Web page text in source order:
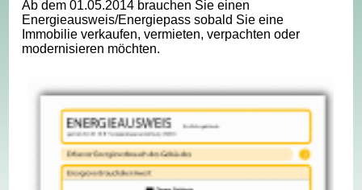
Ab dem 01.05.2014 brauchen Sie einen
Energieausweis/Energiepass sobald Sie eine
Immobilie verkaufen, vermieten, verpachten oder
modernisieren möchten.